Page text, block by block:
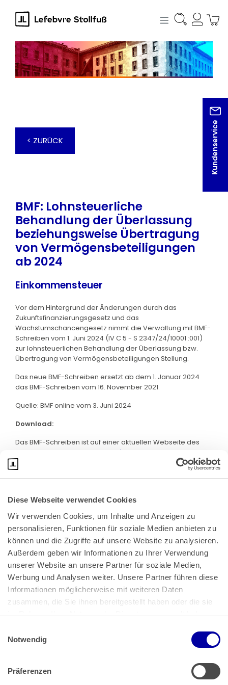
Diese Webseite verwendet Cookies
Wir verwenden Cookies, um Inhalte und Anzeigen zu
personalisieren, Funktionen für soziale Medien anbieten zu
können und die Zugriffe auf unsere Website zu analysieren.
Außerdem geben wir Informationen zu Ihrer Verwendung
unserer Website an unsere Partner für soziale Medien,
Werbung und Analysen weiter. Unsere Partner führen diese
Informationen möglicherweise mit weiteren Daten
zusammen, die Sie ihnen bereitgestellt haben oder die sie
im Rahmen Ihrer Nutzung der Dienste gesammelt haben.
Impressum
Notwendig
Präferenzen
springen
Kundenservice
< ZURÜCK
BMF: Lohnsteuerliche
Behandlung der Überlassung
beziehungsweise Übertragung
von Vermögensbeteiligungen
ab 2024
Einkommensteuer
Vor dem Hintergrund der Änderungen durch das
Zukunftsfinanzierungsgesetz und das
Wachstumschancengesetz nimmt die Verwaltung mit BMF-
Schreiben vom 1. Juni 2024 (IV C 5 - S 2347/24/10001 :001)
zur lohnsteuerlichen Behandlung der Überlassung bzw.
Übertragung von Vermögensbeteiligungen Stellung.
Das neue BMF-Schreiben ersetzt ab dem 1. Januar 2024
das BMF-Schreiben vom 16. November 2021.
Quelle: BMF online vom 3. Juni 2024
Download:
Das BMF-Schreiben ist auf einer aktuellen Webseite des
hier
Bundeskanzlerplatz 2
53113 Bonn
Pressemitteilungen|AGB
Impressum|Datenschutz